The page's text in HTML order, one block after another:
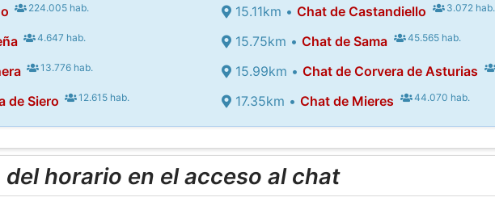
224.005 hab.
4.647 hab.
13.776 hab.
de Siero 12.615 hab.
15.11km •Chat de Castandiello 3.072 hab.
15.75km •Chat de Sama 45.565 hab.
15.99km •Chat de Corvera de Asturias
17.35km •Chat de Mieres 44.070 hab.
horario en el acceso al chat